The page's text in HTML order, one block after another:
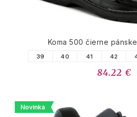
Koma 500 čierne
39 40 41 42
84.22 €
Novinka